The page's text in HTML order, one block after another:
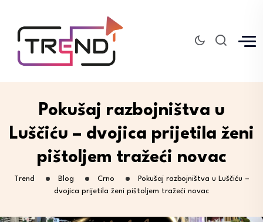
Pokušaj razbojništva u
Luščiću – dvojica prijetila ženi
pištoljem tražeći novac
Trend Blog Crno
Pokušaj razbojništva u Luščiću –
dvojica prijetila ženi pištoljem tražeći novac